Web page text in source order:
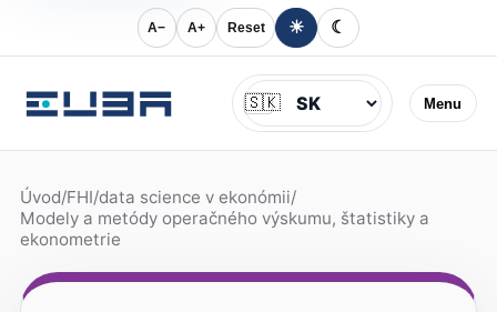
A− A+ Reset ☀ ☾
Menu
Jazyk
🇸🇰
Úvod/FHI/data science v ekonómii/
Modely a metódy operačného výskumu, štatistiky a
ekonometrie